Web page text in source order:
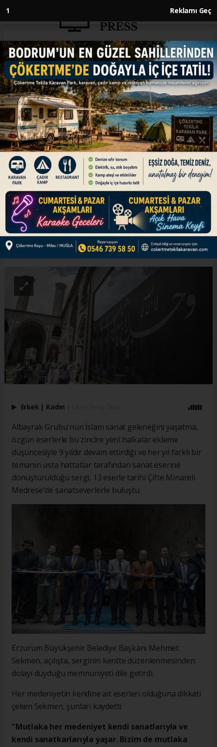
Anasayfa KÜLTÜR SANAT
"Kelime-i Tevhid Hat Sergisi"
Erzurum'da sanatseverlerle
buluştu
KÜLTÜR SANAT
01.06.2023 - 13:06, Güncelleme: 01.06.2023 - 13:06
Erzurum'da, ayetlerin yer aldığı hüsnühat
tablolarından hazırlanan "Kelime-i Tevhid Hat
Sergisi" ziyarete açıldı. Çifte Minareli
Medrese'de 13 eserin yer aldığı sergi, 12
Haziran'a kadar açık kalacak.
ABONE OL
Erkek | Kadın
Albayrak Grubu'nun İslam sanat geleneğini yaşatma,
özgün eserlerle bu zincire yeni halkalar ekleme
düşüncesiyle 9 yıldır devam ettirdiği ve her yıl farklı bir
temanın usta hattatlar tarafından sanat eserine
dönüştürüldüğü sergi, 13 eserle tarihi Çifte Minareli
Medrese'de sanatseverlerle buluştu.
Erzurum Büyükşehir Belediye Başkanı Mehmet
Sekmen, açılışta, serginin kentte düzenlenmesinden
dolayı duyduğu memnuniyeti dile getirdi.
Her medeniyetin kendine ait eserleri olduğuna dikkati
çeken Sekmen, şunları kaydetti:
"Mutlaka her medeniyet kendi sanatlarıyla ve
kendi sanatkarlarıyla yaşar. Bizim de mutlaka